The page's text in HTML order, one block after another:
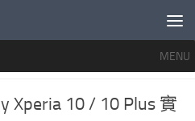
MENU
2
Xperia 10 / 10 Plus 實